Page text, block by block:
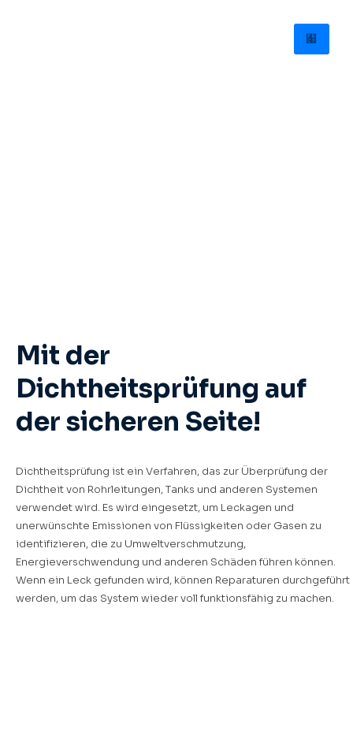
Mit der
Dichtheitsprüfung auf
der sicheren Seite!
Dichtheitsprüfung ist ein Verfahren, das zur Überprüfung der
Dichtheit von Rohrleitungen, Tanks und anderen Systemen
verwendet wird. Es wird eingesetzt, um Leckagen und
unerwünschte Emissionen von Flüssigkeiten oder Gasen zu
identifizieren, die zu Umweltverschmutzung,
Energieverschwendung und anderen Schäden führen können.
Wenn ein Leck gefunden wird, können Reparaturen durchgeführt
werden, um das System wieder voll funktionsfähig zu machen.